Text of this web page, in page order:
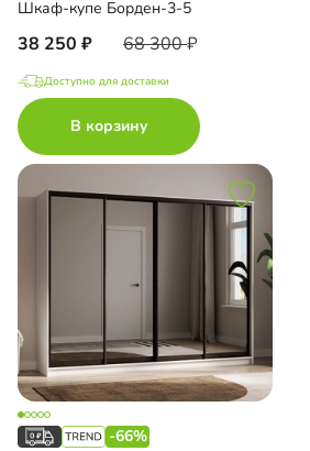
Шкаф-купе Борден-3-5
38 250 68 300
Доступно для доставки
В корзину
-66%